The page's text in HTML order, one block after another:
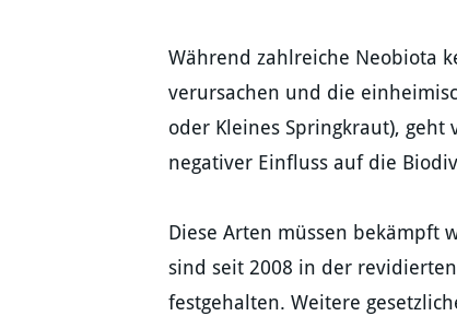
Während zahlreiche Neobiota
verursachen und die
oder Kleines Springkraut), geht
negativer Einfluss auf die
Diese Arten müssen bekämpft
sind seit 2008 in der
festgehalten. Weitere